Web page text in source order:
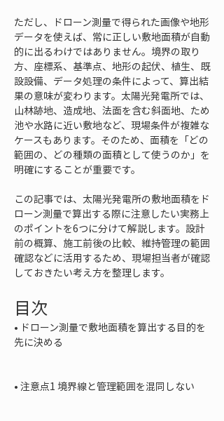
ただし、ドローン測量で得られた画像や地形
データを使えば、常に正しい敷地面積が自動
的に出るわけではありません。境界の取り
方、座標系、基準点、地形の起伏、植生、既
設設備、データ処理の条件によって、算出結
果の意味が変わります。太陽光発電所では、
山林跡地、造成地、法面を含む斜面地、ため
池や水路に近い敷地など、現場条件が複雑な
ケースもあります。そのため、面積を「どの
範囲の、どの種類の面積として使うのか」を
明確にすることが重要です。
この記事では、太陽光発電所の敷地面積をド
ローン測量で算出する際に注意したい実務上
のポイントを6つに分けて解説します。設計
前の概算、施工前後の比較、維持管理の範囲
確認などに活用するため、現場担当者が確認
しておきたい考え方を整理します。
目次
• ドローン測量で敷地面積を算出する目的を
先に決める
• 注意点1 境界線と管理範囲を混同しない